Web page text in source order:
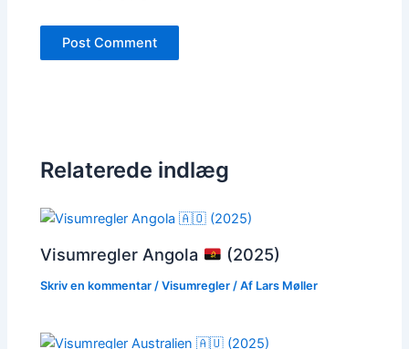
Relaterede indlæg
Visumregler Angola (2025)
Skriv en kommentar /Visumregler / Af Lars Møller